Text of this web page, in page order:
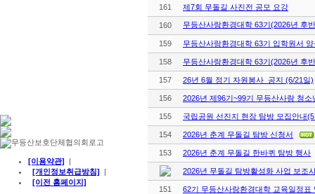
161 제7회 무돌길 사진전 공모 요강
160 무등산사랑환경대학 63기(2026년 후
159 무등산사랑환경대학 63기 입학원서 양
158 무등산사랑환경대학 63기(2026년 후
157 26년 6월 정기 자원봉사 공지 (6/21일)
156 2026년 제96기~99기 무등산사랑 청
155 국립공원 선진지 현장 탐방 모집안내
154 2026년 춘계 무돌길 탐방 신청서
153 2026년 춘계 무돌길 한바퀴 탐방 행사
2026년 무돌길 탐방활성화 사업 보조
151 62기 무등산사랑환경대학 교육일정표
[이용약관] |
[개인정보취급방침] |
[이전 홈페이지]